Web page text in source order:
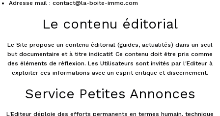
Adresse mail : contact@la-boite-immo.com
Le contenu éditorial
Le Site propose un contenu éditorial (guides, actualités) dans un seul
but documentaire et à titre indicatif. Ce contenu doit être pris comme
des éléments de réflexion. Les Utilisateurs sont invités par l'Editeur à
exploiter ces informations avec un esprit critique et discernement.
Service Petites Annonces
L'Editeur déploie des efforts permanents en termes humain, technique